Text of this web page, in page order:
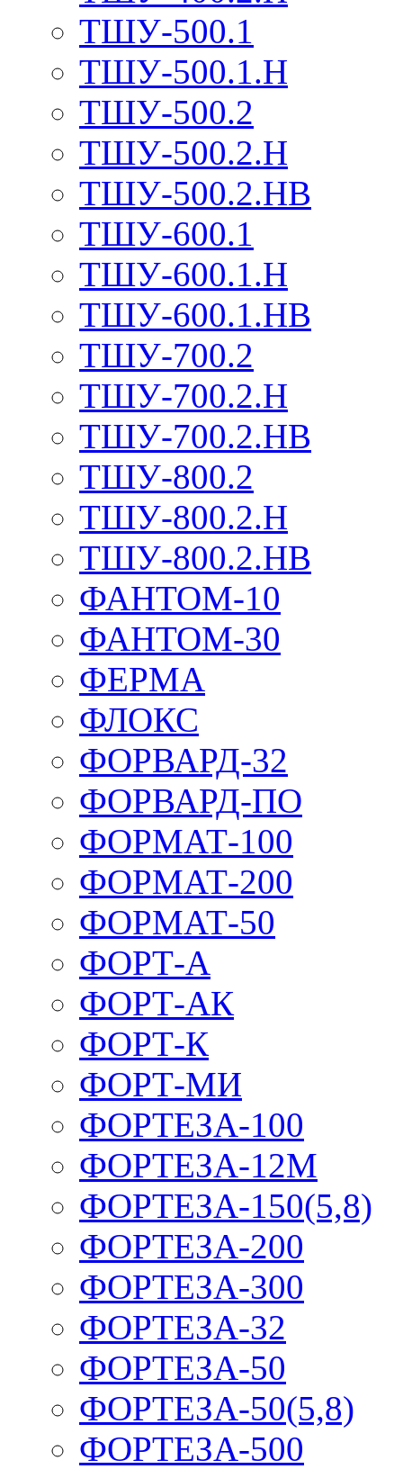
ТШУ-500.1
ТШУ-500.1.Н
ТШУ-500.2
ТШУ-500.2.Н
ТШУ-500.2.НВ
ТШУ-600.1
ТШУ-600.1.Н
ТШУ-600.1.НВ
ТШУ-700.2
ТШУ-700.2.Н
ТШУ-700.2.НВ
ТШУ-800.2
ТШУ-800.2.Н
ТШУ-800.2.НВ
ФАНТОМ-10
ФАНТОМ-30
ФЕРМА
ФЛОКС
ФОРВАРД-32
ФОРВАРД-ПО
ФОРМАТ-100
ФОРМАТ-200
ФОРМАТ-50
ФОРТ-А
ФОРТ-АК
ФОРТ-К
ФОРТ-МИ
ФОРТЕЗА-100
ФОРТЕЗА-12М
ФОРТЕЗА-150(5,8)
ФОРТЕЗА-200
ФОРТЕЗА-300
ФОРТЕЗА-32
ФОРТЕЗА-50
ФОРТЕЗА-50(5,8)
ФОРТЕЗА-500